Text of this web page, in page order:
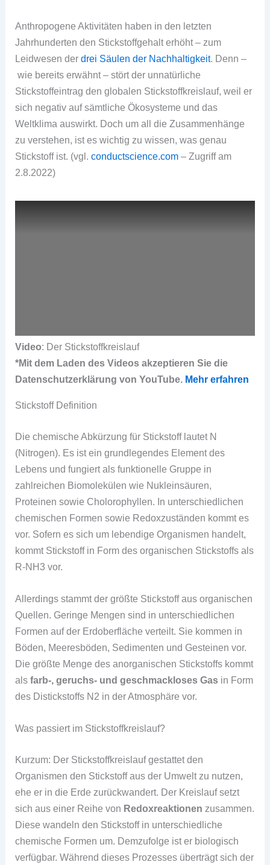
Anthropogene Aktivitäten haben in den letzten
Jahrhunderten den Stickstoffgehalt erhöht – zum
Leidwesen derdrei Säulen der Nachhaltigkeit. Denn –
wie bereits erwähnt – stört der unnatürliche
Stickstoffeintrag den globalen Stickstoffkreislauf, weil er
sich negativ auf sämtliche Ökosysteme und das
Weltklima auswirkt. Doch um all die Zusammenhänge
zu verstehen, ist es wichtig zu wissen, was genau
Stickstoff ist. (vgl.conductscience.com – Zugriff am
2.8.2022)
Video: Der Stickstoffkreislauf
*Mit dem Laden des Videos akzeptieren Sie die
Datenschutzerklärung von YouTube. Mehr erfahren
Stickstoff Definition
Die chemische Abkürzung für Stickstoff lautet N
(Nitrogen). Es ist ein grundlegendes Element des
Lebens und fungiert als funktionelle Gruppe in
zahlreichen Biomolekülen wie Nukleinsäuren,
Proteinen sowie Cholorophyllen. In unterschiedlichen
chemischen Formen sowie Redoxzuständen kommt es
vor. Sofern es sich um lebendige Organismen handelt,
kommt Stickstoff in Form des organischen Stickstoffs als
R-NH3 vor.
Allerdings stammt der größte Stickstoff aus organischen
Quellen. Geringe Mengen sind in unterschiedlichen
Formen auf der Erdoberfläche verteilt. Sie kommen in
Böden, Meeresböden, Sedimenten und Gesteinen vor.
Die größte Menge des anorganischen Stickstoffs kommt
alsfarb-, geruchs- und geschmackloses Gas in Form
des Distickstoffs N2 in der Atmosphäre vor.
Was passiert im Stickstoffkreislauf?
Kurzum: Der Stickstoffkreislauf gestattet den
Organismen den Stickstoff aus der Umwelt zu nutzen,
ehe er in die Erde zurückwandert. Der Kreislauf setzt
sich aus einer Reihe von Redoxreaktionen zusammen.
Diese wandeln den Stickstoff in unterschiedliche
chemische Formen um. Demzufolge ist er biologisch
verfügbar. Während dieses Prozesses überträgt sich der